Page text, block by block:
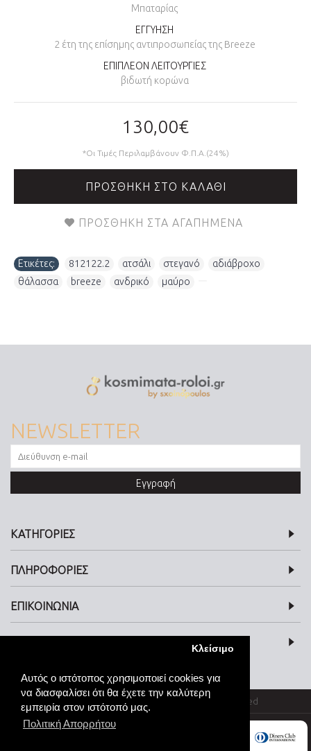
Αυτός ο ιστότοπος χρησιμοποιεί cookies για
να διασφαλίσει ότι θα έχετε την καλύτερη
εμπειρία στον ιστότοπό μας.
Πολιτική Απορρήτου
Κλείσιμο
Μπαταρίας
ΕΓΓΥΗΣΗ
2 έτη της επίσημης αντιπροσωπείας της Breeze
ΕΠΙΠΛΕΟΝ ΛΕΙΤΟΥΡΓΙΕΣ
βιδωτή κορώνα
130,00€
*Οι Τιμές Περιλαμβάνουν Φ.Π.Α.(24%)
ΠΡΟΣΘΉΚΗ ΣΤΟ ΚΑΛΆΘΙ
ΠΡΟΣΘΉΚΗ ΣΤΑ ΑΓΑΠΗΜΈΝΑ
Ετικέτες: 812122.2 ατσάλι στεγανό αδιάβροχο
θάλασσα
breeze ανδρικό μαύρο
NEWSLETTER
Εγγραφή
ΚΑΤΗΓΟΡΙΕΣ
ΠΛΗΡΟΦΟΡΙΕΣ
ΕΠΙΚΟΙΝΩΝΙΑ
© kosmimata-roloi.gr Jewellery. All rights reserved